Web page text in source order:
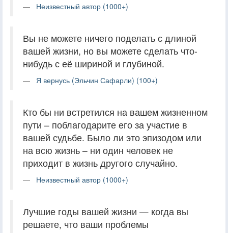
Неизвестный автор (1000+)
Вы не можете ничего поделать с длиной
вашей жизни, но вы можете сделать что-
нибудь с её шириной и глубиной.
Я вернусь (Эльчин Сафарли) (100+)
Кто бы ни встретился на вашем жизненном
пути – поблагодарите его за участие в
вашей судьбе. Было ли это эпизодом или
на всю жизнь – ни один человек не
приходит в жизнь другого случайно.
Неизвестный автор (1000+)
Лучшие годы вашей жизни — когда вы
решаете, что ваши проблемы